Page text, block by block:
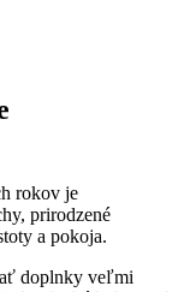
rokov je
prirodzené
a pokoja.
doplnky veľmi